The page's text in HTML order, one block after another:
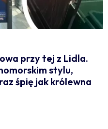
przy tej z Lidla.
stylu,
śpię jak królewna